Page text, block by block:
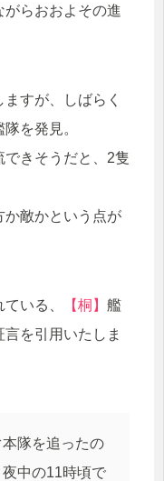
がらおおよその進
すが、しばらく
を発見。
きそうだと、2隻
か敵かという点が
いる、 【桐】 艦
言を引用いたしま
隊を追ったの
中の11時頃で